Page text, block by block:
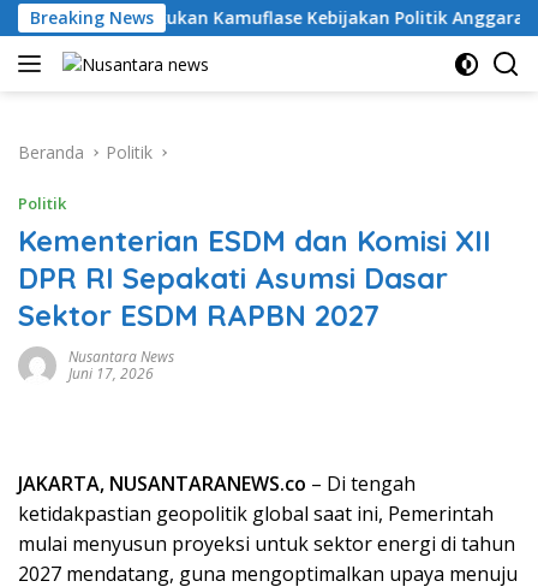
Langsung
ke
konten
Breaking News
Lakukan Kamuflase Kebijakan Politik Anggaran
Beranda Politik
Politik
Kementerian ESDM dan Komisi XII
DPR RI Sepakati Asumsi Dasar
Sektor ESDM RAPBN 2027
Nusantara News
Juni 17, 2026
JAKARTA, NUSANTARANEWS.co – Di tengah
ketidakpastian geopolitik global saat ini, Pemerintah
mulai menyusun proyeksi untuk sektor energi di tahun
2027 mendatang, guna mengoptimalkan upaya menuju